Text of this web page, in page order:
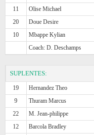
11
Olise Michael
20
Doue Desire
10
Mbappe Kylian
Coach: D. Deschamps
SUPLENTES:
19 Hernandez Theo
9
Thuram Marcus
22
M. Jean-philippe
12
Barcola Bradley